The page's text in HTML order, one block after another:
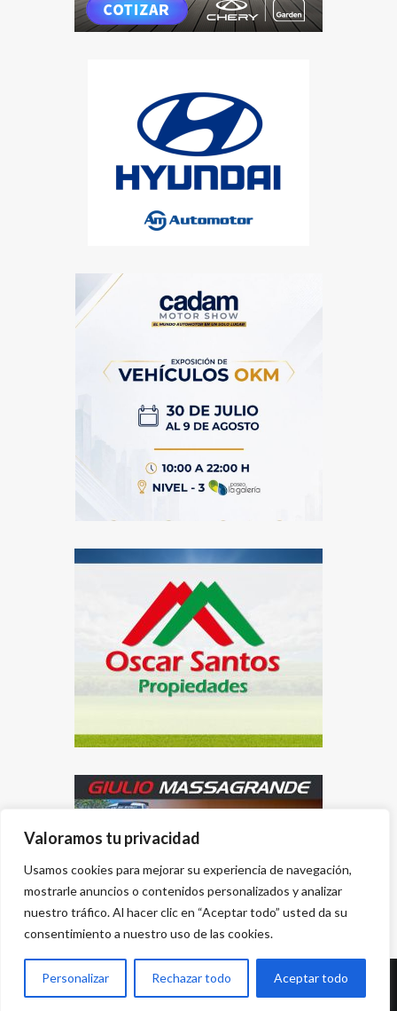
Valoramos tu privacidad
Usamos cookies para mejorar su experiencia de navegación,
mostrarle anuncios o contenidos personalizados y analizar
nuestro tráfico. Al hacer clic en “Aceptar todo” usted da su
consentimiento a nuestro uso de las cookies.
Personalizar Rechazar todo Aceptar todo
Desarrollado por